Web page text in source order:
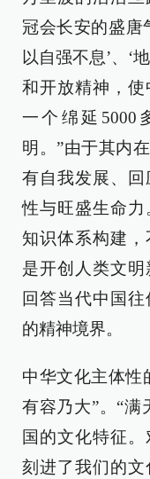
冠会长安的盛唐
以自强不息’、‘
和开放精神，
一个绵延5000
明。”由于其内
有自我发展、
性与旺盛生命
知识体系构建，
是开创人类文
回答当代中国
的精神境界。
中华文化主体性
有容乃大”。“满
国的文化特征
刻进了我们的